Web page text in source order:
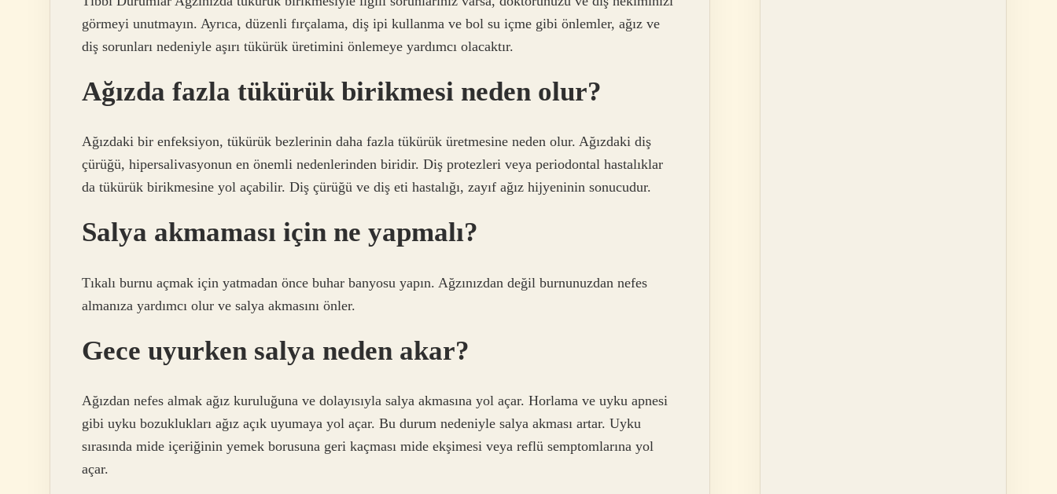
görmeyi unutmayın. Ayrıca, düzenli fırçalama, diş ipi kullanma ve bol su içme gibi önlemler, ağız ve
diş sorunları nedeniyle aşırı tükürük üretimini önlemeye yardımcı olacaktır.
Ağızda fazla tükürük birikmesi neden olur?
Ağızdaki bir enfeksiyon, tükürük bezlerinin daha fazla tükürük üretmesine neden olur. Ağızdaki diş
çürüğü, hipersalivasyonun en önemli nedenlerinden biridir. Diş protezleri veya periodontal hastalıklar
da tükürük birikmesine yol açabilir. Diş çürüğü ve diş eti hastalığı, zayıf ağız hijyeninin sonucudur.
Salya akmaması için ne yapmalı?
Tıkalı burnu açmak için yatmadan önce buhar banyosu yapın. Ağzınızdan değil burnunuzdan nefes
almanıza yardımcı olur ve salya akmasını önler.
Gece uyurken salya neden akar?
Ağızdan nefes almak ağız kuruluğuna ve dolayısıyla salya akmasına yol açar. Horlama ve uyku apnesi
gibi uyku bozuklukları ağız açık uyumaya yol açar. Bu durum nedeniyle salya akması artar. Uyku
sırasında mide içeriğinin yemek borusuna geri kaçması mide ekşimesi veya reflü semptomlarına yol
açar.